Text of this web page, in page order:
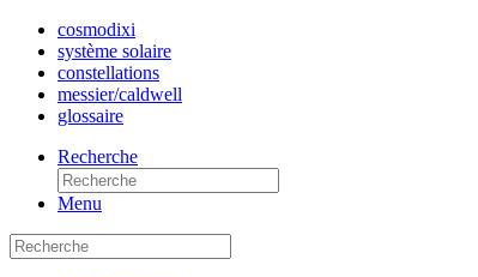
cosmodixi
système solaire
constellations
messier/caldwell
glossaire
Recherche
Menu